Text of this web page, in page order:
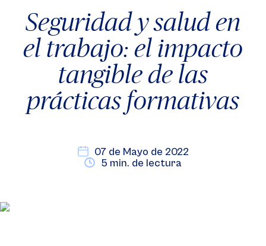
Seguridad y salud en
el trabajo: el impacto
tangible de las
prácticas formativas
07 de Mayo de 2022
5 min. de lectura